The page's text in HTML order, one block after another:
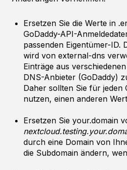
Ersetzen Sie die Werte in
GoDaddy-API-
passenden Eigentümer-ID.
wird von external-dns
Einträge aus
DNS-Anbieter (GoDaddy)
Daher sollten Sie für jeden
nutzen, einen anderen
Ersetzen Sie your.domain
durch eine Domain von
die Subdomain ändern,